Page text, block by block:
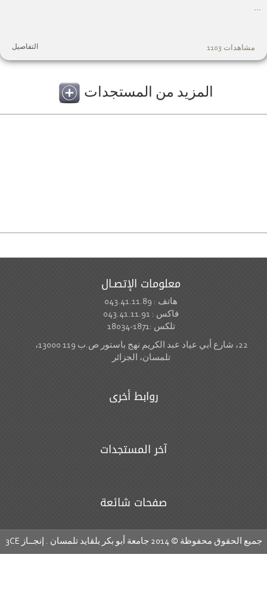
مشاهدات 1103 التفاصيل
المزيد من المستجدات
معلومات الإتصـال
هاتف : 043.41.11.89
فاكس : 043.41.11.91
تلكس :1871-18034
22، شارع أبي عياد عبد الكريم نهج باستور ص.ب 119 13000،
تلمسان، الجزائر
روابط أخرى
آخر المستجدات
صفحات شائعة
الحقوق محفوظة © 2014 جامعة أبو بكر بلقايد تلمسان . إنجــاز 3CE